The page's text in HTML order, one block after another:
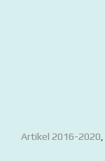
Artikel 2016-2020